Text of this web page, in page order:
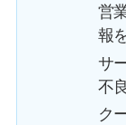
営
報
サ
不
ク